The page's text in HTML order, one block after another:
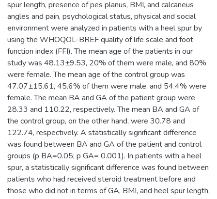
spur length, presence of pes planus, BMI, and calcaneus
angles and pain, psychological status, physical and social
environment were analyzed in patients with a heel spur by
using the WHOQOL-BREF quality of life scale and foot
function index (FFI). The mean age of the patients in our
study was 48.13±9.53, 20% of them were male, and 80%
were female. The mean age of the control group was
47.07±15.61, 45.6% of them were male, and 54.4% were
female. The mean BA and GA of the patient group were
28.33 and 110.22, respectively. The mean BA and GA of
the control group, on the other hand, were 30.78 and
122.74, respectively. A statistically significant difference
was found between BA and GA of the patient and control
groups (p BA=0.05; p GA= 0.001). In patients with a heel
spur, a statistically significant difference was found between
patients who had received steroid treatment before and
those who did not in terms of GA, BMI, and heel spur length.